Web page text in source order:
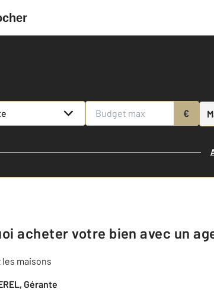
€
acheter votre bien avec un
les maisons
Gérante